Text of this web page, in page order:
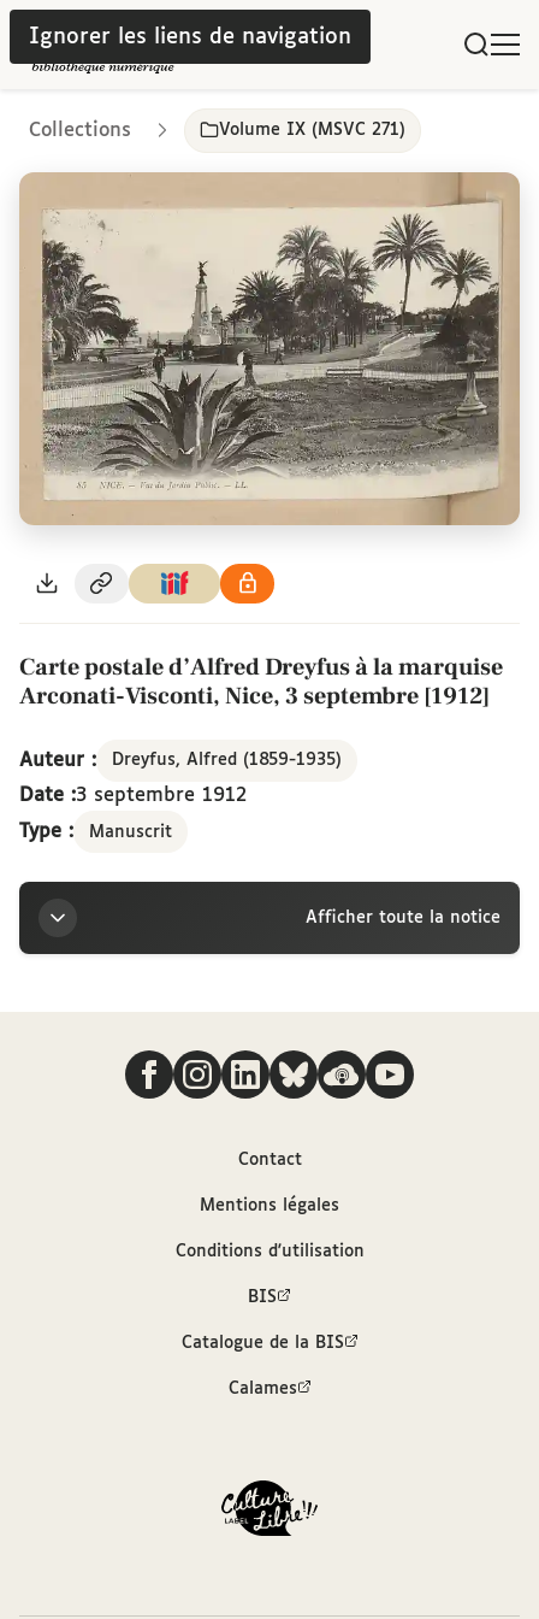
Ignorer les liens de navigation
Collections Volume IX (MSVC 271)
Carte postale d’Alfred Dreyfus à la marquise
Arconati-Visconti, Nice, 3 septembre [1912]
Auteur : Dreyfus, Alfred (1859-1935)
Date :3 septembre 1912
Type :
Manuscrit
Afficher toute la notice
Titre
Carte postale d’Alfred Dreyfus à la marquise
Arconati-Visconti, Nice, 3 septembre [1912]
Description hiérarchisée dans le catalogue
des archives et manuscrits Calames
Nous suivre
Contact
Mentions légales
Conditions d'utilisation
BIS
Catalogue de la BIS
Calames